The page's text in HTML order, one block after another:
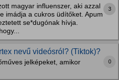
magyar influenszer, aki azzal
imádja a cukros üdítőket. Apum
se*dugónak hívja.
3
nevű videósról? (Tiktok)?
jelképeket, amikor
0